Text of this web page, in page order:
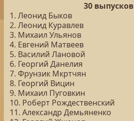
30 выпусков
1. Леонид Быков
2. Леонид Куравлев
3. Михаил Ульянов
4. Евгений Матвеев
5. Василий Лановой
6. Георгий Данелия
7. Фрунзик Мкртчян
8. Георгий Вицин
9. Михаил Пуговкин
10. Роберт Рождественский
11. Александр Демьяненко